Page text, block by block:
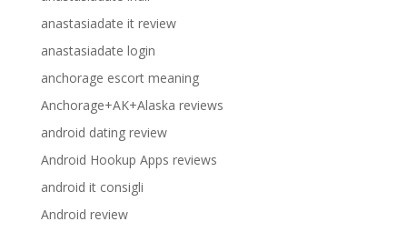
anastasiadate it review
anastasiadate login
anchorage escort meaning
Anchorage+AK+Alaska reviews
android dating review
Android Hookup Apps reviews
android it consigli
Android review